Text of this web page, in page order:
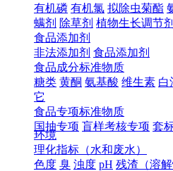
有机磷 有机氯 拟除虫菊酯
螨剂 除草剂 植物生长调节剂
食品添加剂
非法添加剂 食品添加剂
食品成分标准物质
糖类 黄酮 氨基酸 维生素 白
它
食品专项标准物质
国抽专项 盲样考核专项 套
环境
理化指标（水和废水）
色度 臭 浊度 pH 残渣（溶解